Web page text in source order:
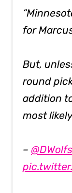
for
But,
round
addition
most
–